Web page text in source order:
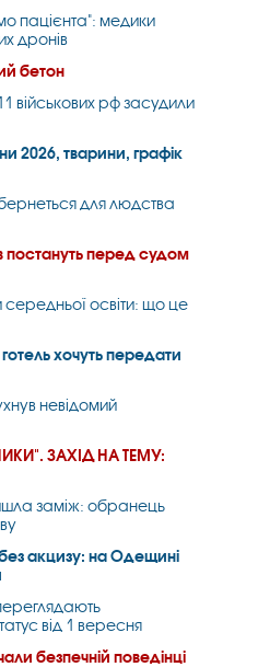
пацієнта": медики
дронів
бетон
військових рф засудили
2026, тварини, графік
для людства
постануть перед судом
середньої освіти: що це
хочуть передати
невідомий
ЗАХІД НА ТЕМУ:
заміж: обранець
акцизу: на Одещині
від 1 вересня
безпечній поведінці